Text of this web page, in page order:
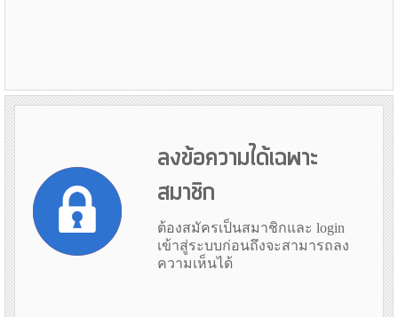
ลงข้อความได้เฉพาะ
สมาชิก
ต้องสมัครเป็นสมาชิกและ login
เข้าสู่ระบบก่อนถึงจะสามารถลง
ความเห็นได้